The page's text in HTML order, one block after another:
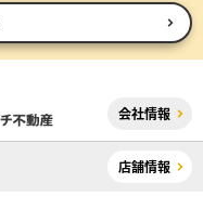
会社情報
店舗情報